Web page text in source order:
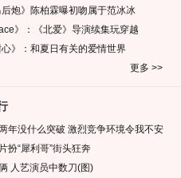
后炮》陈柏霖曝初吻属于范冰冰
》：《北爱》导演续集玩穿越
心》：和夏日有关的爱情世界
更多 >>
年没什么突破 激烈竞争环境令我不安
扮“犀利哥”街头狂奔
人艺演员中数刀(图)